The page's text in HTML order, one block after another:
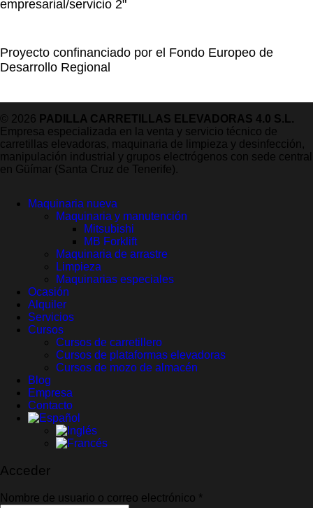
empresarial/servicio 2"
Proyecto confinanciado por el Fondo Europeo de
Desarrollo Regional
© 2026 PADILLA CARRETILLAS ELEVADORAS 4.0 S.L.
Empresa especializada en la venta y servicio técnico de
carretillas elevadoras, maquinaria de limpieza y desinfección,
manipulación industrial y grupos electrógenos con sede central
en Güímar (Santa Cruz de Tenerife).
Maquinaria nueva
Maquinaria y manutención
Mitsubishi
MB Forklift
Maquinaria de arrastre
Limpieza
Maquinarias especiales
Ocasión
Alquiler
Servicios
Cursos
Cursos de carretillero
Cursos de plataformas elevadoras
Cursos de mozo de almacén
Blog
Empresa
Contacto
Acceder
Nombre de usuario o correo electrónico *